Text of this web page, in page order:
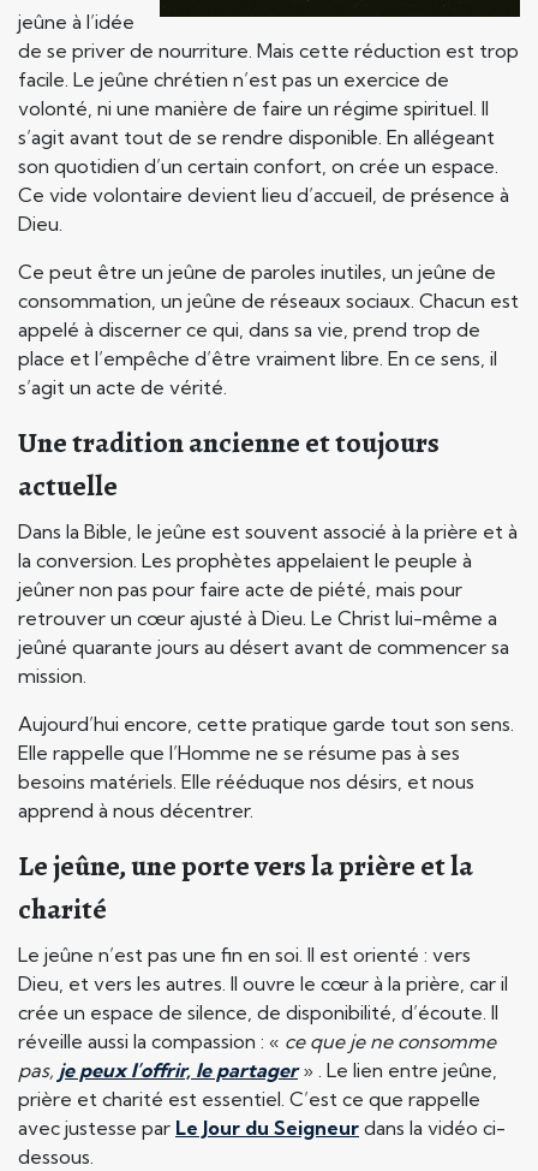
jeûne à l’idée
de se priver de nourriture. Mais cette réduction est trop
facile. Le jeûne chrétien n’est pas un exercice de
volonté, ni une manière de faire un régime spirituel. Il
s’agit avant tout de se rendre disponible. En allégeant
son quotidien d’un certain confort, on crée un espace.
Ce vide volontaire devient lieu d’accueil, de présence à
Dieu.
Ce peut être un jeûne de paroles inutiles, un jeûne de
consommation, un jeûne de réseaux sociaux. Chacun est
appelé à discerner ce qui, dans sa vie, prend trop de
place et l’empêche d’être vraiment libre. En ce sens, il
s’agit un acte de vérité.
Une tradition ancienne et toujours
actuelle
Dans la Bible, le jeûne est souvent associé à la prière et à
la conversion. Les prophètes appelaient le peuple à
jeûner non pas pour faire acte de piété, mais pour
retrouver un cœur ajusté à Dieu. Le Christ lui-même a
jeûné quarante jours au désert avant de commencer sa
mission.
Aujourd’hui encore, cette pratique garde tout son sens.
Elle rappelle que l’Homme ne se résume pas à ses
besoins matériels. Elle rééduque nos désirs, et nous
apprend à nous décentrer.
Le jeûne, une porte vers la prière et la
charité
Le jeûne n’est pas une fin en soi. Il est orienté : vers
Dieu, et vers les autres. Il ouvre le cœur à la prière, car il
crée un espace de silence, de disponibilité, d’écoute. Il
réveille aussi la compassion : « ce que je ne consomme
pas, je peux l’offrir, le partager» . Le lien entre jeûne,
prière et charité est essentiel. C’est ce que rappelle
avec justesse par Le Jour du Seigneur dans la vidéo ci-
dessous.